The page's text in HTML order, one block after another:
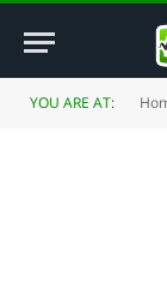
YOU ARE AT:
Βάσκων
BY